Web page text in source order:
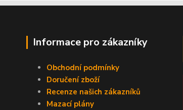
Informace pro zákazníky
Obchodní podmínky
Doručení zboží
Recenze našich zákazníků
Mazací plány